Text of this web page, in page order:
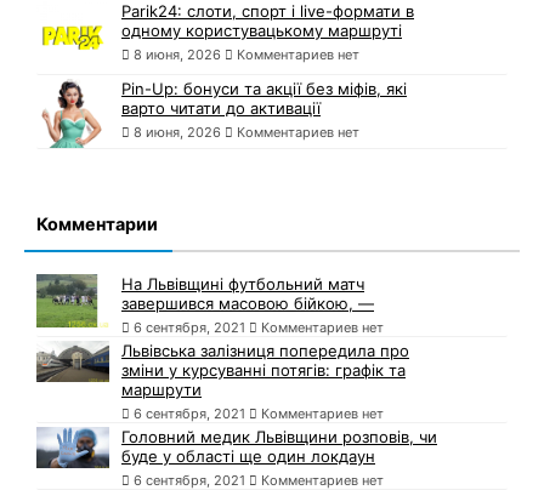
Parik24: слоти, спорт і live-формати в
одному користувацькому маршруті
8 июня, 2026 Комментариев нет
Pin-Up: бонуси та акції без міфів, які
варто читати до активації
8 июня, 2026 Комментариев нет
Комментарии
На Львівщині футбольний матч
завершився масовою бійкою, —
6 сентября, 2021 Комментариев нет
Львівська залізниця попередила про
зміни у курсуванні потягів: графік та
маршрути
6 сентября, 2021 Комментариев нет
Головний медик Львівщини розповів, чи
буде у області ще один локдаун
6 сентября, 2021 Комментариев нет